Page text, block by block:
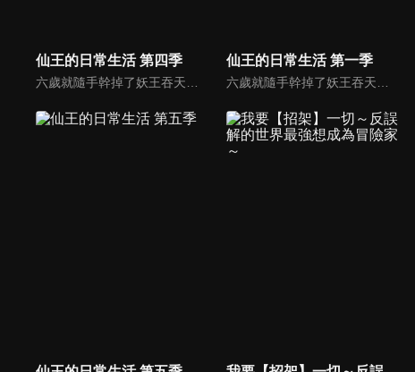
仙王的日常生活 第四季 仙王的日常生活 第一季